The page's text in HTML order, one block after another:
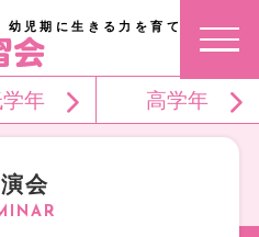
幼児期に生きる力を育てる。
年 高学年
会